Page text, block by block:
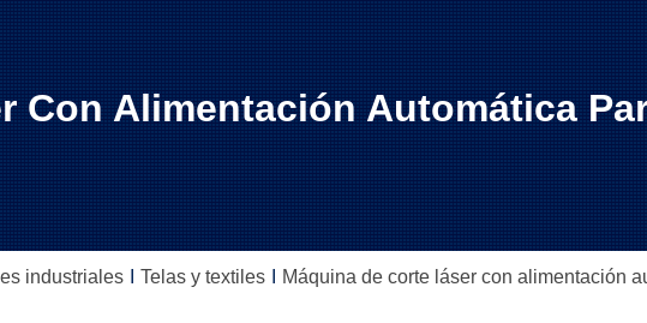
Con Alimentación Automática
industriales Telas y textiles Máquina de corte láser con alimentación